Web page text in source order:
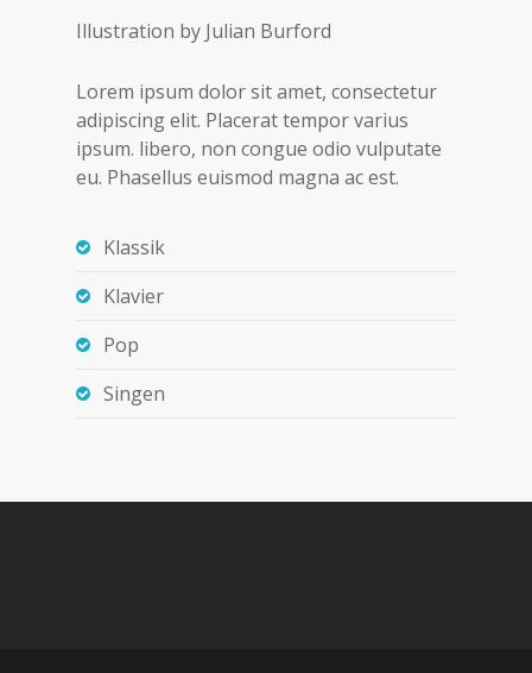
Illustration by Julian Burford
Lorem ipsum dolor sit amet, consectetur
adipiscing elit. Placerat tempor varius
ipsum. libero, non congue odio vulputate
eu. Phasellus euismod magna ac est.
Klassik
Klavier
Pop
Singen